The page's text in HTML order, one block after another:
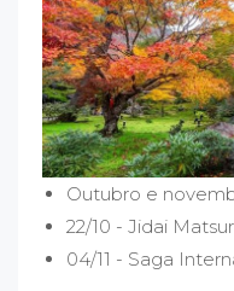
Outubro e
22/10 - Jidai
04/11 - Saga